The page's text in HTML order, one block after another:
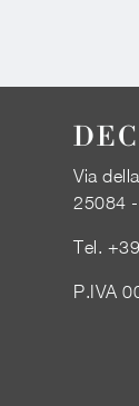
Via
25084
Tel.
P.IVA